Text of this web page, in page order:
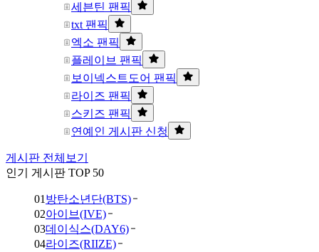
세븐틴 팬픽
txt 팬픽
엑소 팬픽
플레이브 팬픽
보이넥스트도어 팬픽
라이즈 팬픽
스키즈 팬픽
연예인 게시판 신청
게시판 전체보기
인기 게시판 TOP 50
01 방탄소년단(BTS)
02아이브(IVE)
03데이식스(DAY6)
04라이즈(RIIZE)